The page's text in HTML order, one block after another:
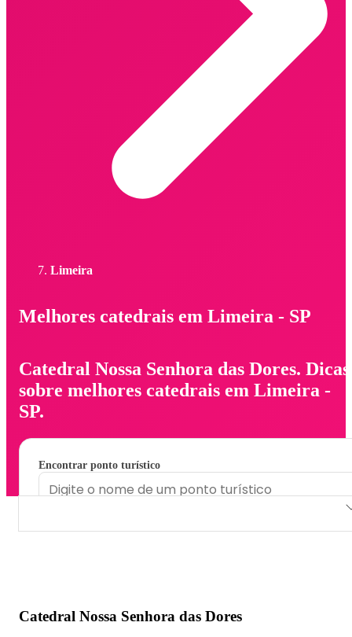
Limeira
Melhores catedrais em Limeira - SP
Catedral Nossa Senhora das Dores. Dicas
sobre melhores catedrais em Limeira -
SP.
Encontrar ponto turístico
Catedral Nossa Senhora das Dores